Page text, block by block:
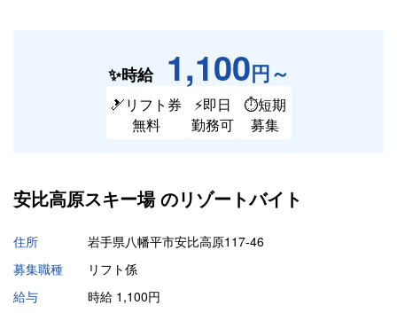
✨時給 1,100円～
🎿リフト券
無料
⚡即日
勤務可
⏱短期
募集
安比高原スキー場 のリゾートバイト
住所
岩手県八幡平市安比高原117-46
募集職種
リフト係
給与
時給 1,100円